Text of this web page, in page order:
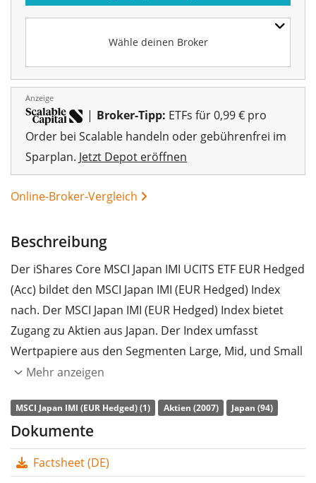
Wähle deinen Broker
Anzeige
| Broker-Tipp: ETFs für 0,99 € pro
Order bei Scalable handeln oder gebührenfrei im
Sparplan. Jetzt Depot eröffnen
Online-Broker-Vergleich
Beschreibung
Der iShares Core MSCI Japan IMI UCITS ETF EUR Hedged
(Acc) bildet den MSCI Japan IMI (EUR Hedged) Index
nach. Der MSCI Japan IMI (EUR Hedged) Index bietet
Zugang zu Aktien aus Japan. Der Index umfasst
Wertpapiere aus den Segmenten Large, Mid, und Small
Caps. Währungsgesichert in Euro (EUR).
DieTER(Gesamtkostenquote) des ETF liegt bei0,17%
p.a.. Der iShares Core MSCI Japan IMI UCITS ETF EUR
(EUR Hedged) Index nachbildet. Der ETF bildet die
Mehr anzeigen
MSCI Japan IMI (EUR Hedged) (1) Aktien (2007) Japan (94)
Dokumente
Factsheet (DE)